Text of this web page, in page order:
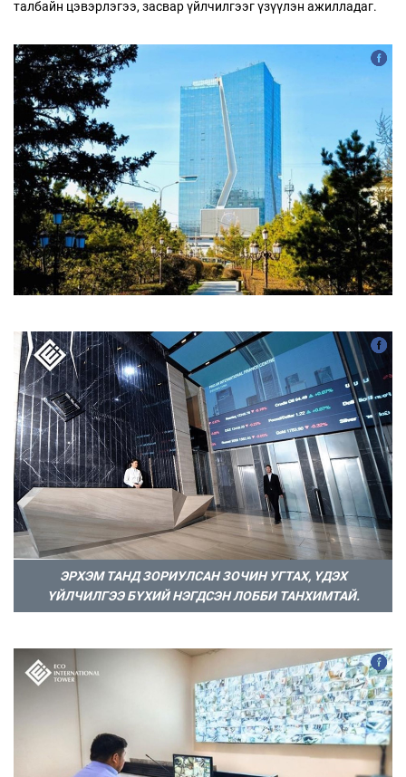
талбайн цэвэрлэгээ, засвар үйлчилгээг үзүүлэн ажилладаг.
ЭРХЭМ ТАНД ЗОРИУЛСАН ЗОЧИН УГТАХ, ҮДЭХ
ҮЙЛЧИЛГЭЭ БҮХИЙ НЭГДСЭН ЛОББИ ТАНХИМТАЙ.